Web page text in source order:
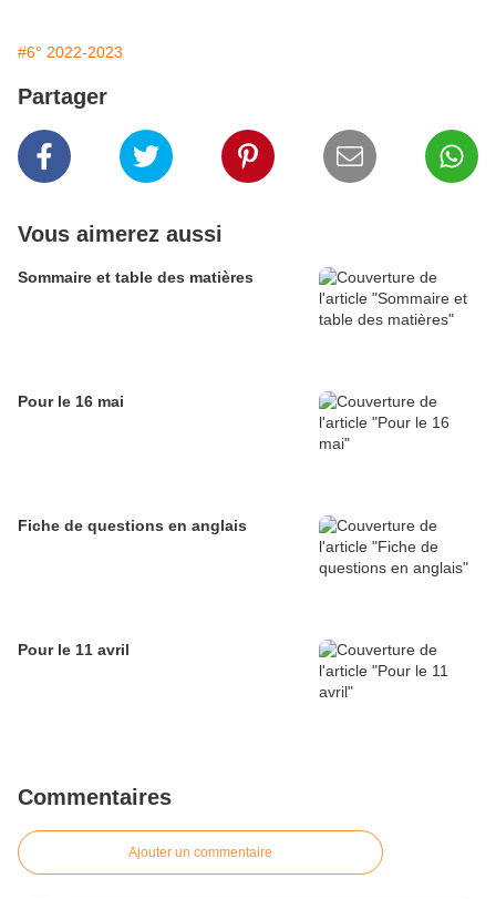
#6° 2022-2023
Partager
Vous aimerez aussi
Sommaire et table des matières
Pour le 16 mai
Fiche de questions en anglais
Pour le 11 avril
Commentaires
Ajouter un commentaire